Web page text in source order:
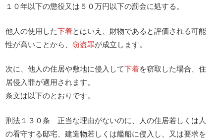
１０年以下の懲役又は５０万円以下の罰金に処する。
他人の使用した下着とはいえ、財物であると評価される可能
性が高いことから、窃盗罪が成立します。
次に、他人の住居や敷地に侵入して下着を窃取した場合、住
居侵入罪が適用されます。
条文は以下のとおりです。
刑法１３０条 正当な理由がないのに、人の住居若しくは人
の看守する邸宅、建造物若しくは艦船に侵入し、又は要求を